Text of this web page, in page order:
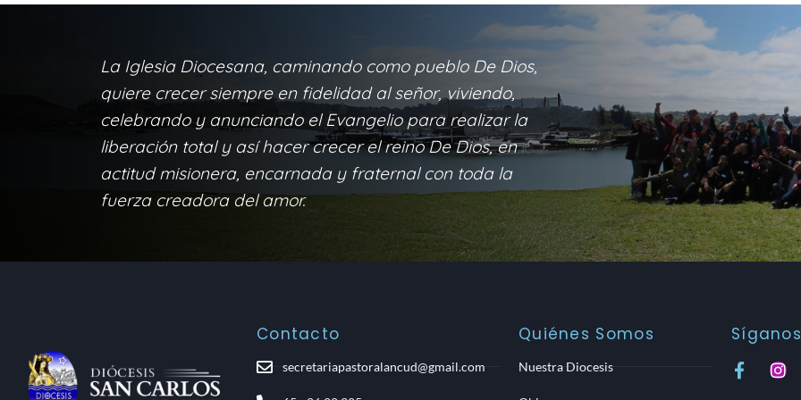
La Iglesia Diocesana, caminando como pueblo De Dios,
quiere crecer siempre en fidelidad al señor, viviendo,
celebrando y anunciando el Evangelio para realizar la
liberación total y así hacer crecer el reino De Dios, en
actitud misionera, encarnada y fraternal con toda la
fuerza creadora del amor.
Contacto
secretariapastoralancud@gmail.com
Quiénes Somos
Nuestra Diocesis
Síganos
F
a
I